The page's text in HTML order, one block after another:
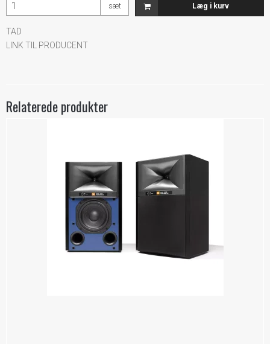
sæt Læg i kurv
TAD
LINK TIL PRODUCENT
Relaterede produkter